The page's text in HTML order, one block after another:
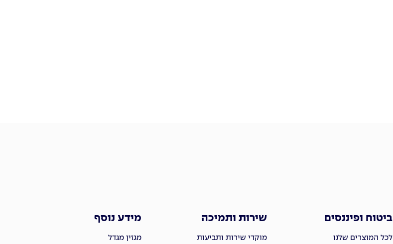
ביטוח ופיננסים
לכל המוצרים שלנו
שירות ותמיכה
מוקדי שירות ותביעות
מידע נוסף
מגזין מגדל